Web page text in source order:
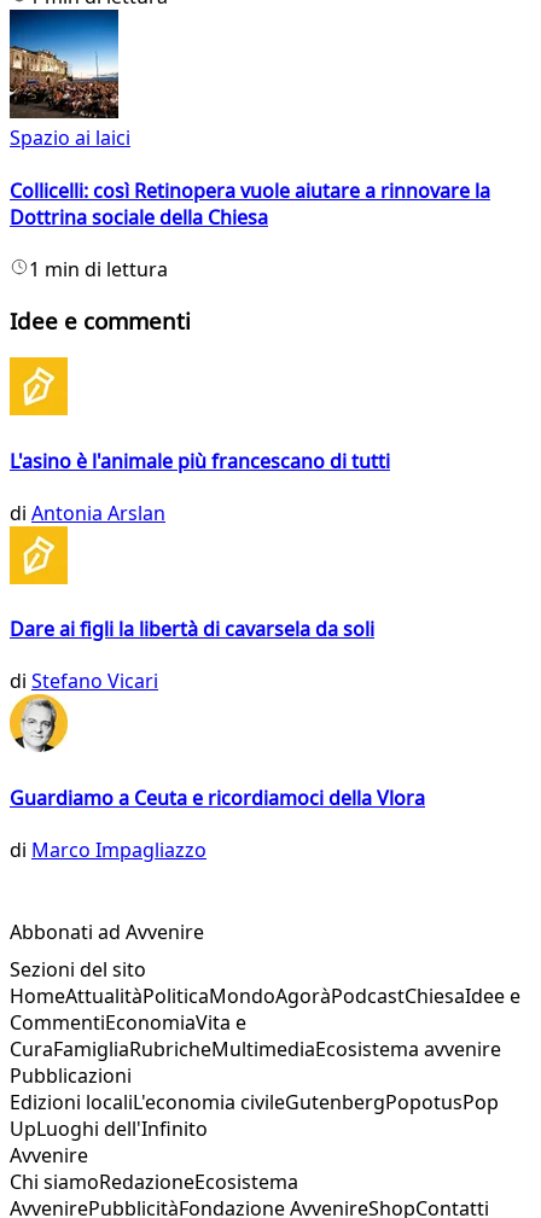
Spazio ai laici
Collicelli: così Retinopera vuole aiutare a rinnovare la
Dottrina sociale della Chiesa
1 min di lettura
Idee e commenti
L'asino è l'animale più francescano di tutti
di Antonia Arslan
Dare ai figli la libertà di cavarsela da soli
di Stefano Vicari
Guardiamo a Ceuta e ricordiamoci della Vlora
di Marco Impagliazzo
Abbonati ad Avvenire
Sezioni del sito
HomeAttualitàPoliticaMondoAgoràPodcastChiesaIdee e
CommentiEconomiaVita e
CuraFamigliaRubricheMultimediaEcosistema avvenire
Pubblicazioni
Edizioni localiL'economia civileGutenbergPopotusPop
UpLuoghi dell'Infinito
Avvenire
Chi siamoRedazioneEcosistema
AvvenirePubblicitàFondazione AvvenireShopContatti